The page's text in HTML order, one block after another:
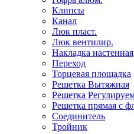
Клипсы
Канал
Люк пласт.
Люк вентилир.
Накладка настенная
Переход
Торцевая площадка
Решетка Вытяжная
Решетка
Решетка прямая с
Соединитель
Тройник